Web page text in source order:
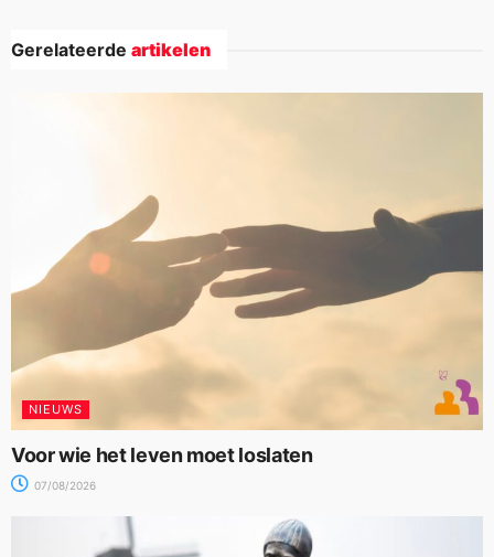
Gerelateerde artikelen
NIEUWS
Voor wie het leven moet loslaten
07/08/2026